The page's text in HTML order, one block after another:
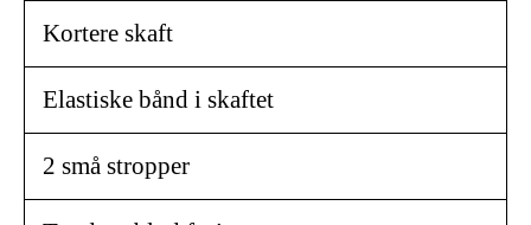
Kortere skaft
Elastiske bånd i skaftet
2 små stropper